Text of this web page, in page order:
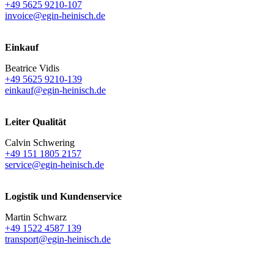
+49 5625 9210-107
invoice@egin-heinisch.de
Einkauf
Beatrice Vidis
+49 5625 9210-139
einkauf@egin-heinisch.de
Leiter Qualität
Calvin Schwering
+49 151 1805 2157
service@egin-heinisch.de
Logistik und Kundenservice
Martin Schwarz
+49 1522 4587 139
transport@egin-heinisch.de